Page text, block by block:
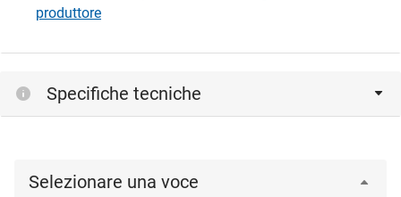
produttore
Specifiche tecniche
Selezionare una voce